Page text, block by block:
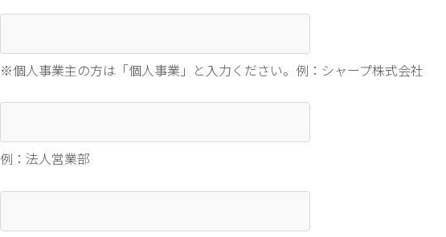
※個人事業主の方は「個人事業」と入力ください。例：シャープ株式会社
例：法人営業部